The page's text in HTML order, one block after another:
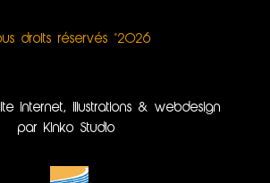
droits réservés ©2026
internet, illustrations & webdesign
par Kinko Studio